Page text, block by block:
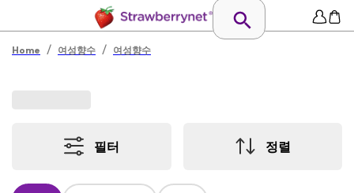
Home / 여성향수 / 여성향수
필터 정렬